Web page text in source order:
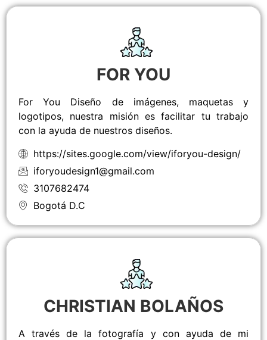
FOR YOU
For You Diseño de imágenes, maquetas y
logotipos, nuestra misión es facilitar tu trabajo
con la ayuda de nuestros diseños.
https://sites.google.com/view/iforyou-design/
iforyoudesign1@gmail.com
3107682474
Bogotá D.C
CHRISTIAN BOLAÑOS
A través de la fotografía y con ayuda de mi